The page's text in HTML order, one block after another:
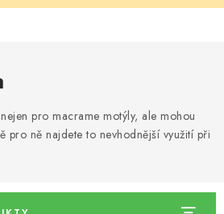
pro macrame motýly, ale mohou
pro ně najdete to nevhodnější využití při